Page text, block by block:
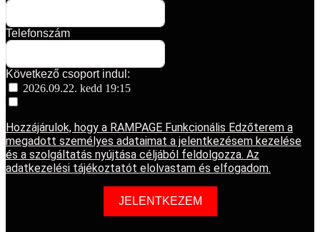
Telefonszám
Következő csoport indul:
2026.09.22. kedd 19:15
Hozzájárulok, hogy a RAMPAGE Funkcionális Edzőterem a
megadott személyes adataimat a jelentkezésem kezelése
és a szolgáltatás nyújtása céljából feldolgozza. Az
adatkezelési tájékoztatót elolvastam és elfogadom.
JELENTKEZEM